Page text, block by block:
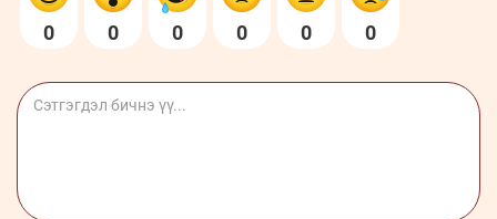
0 0 0 0 0 0